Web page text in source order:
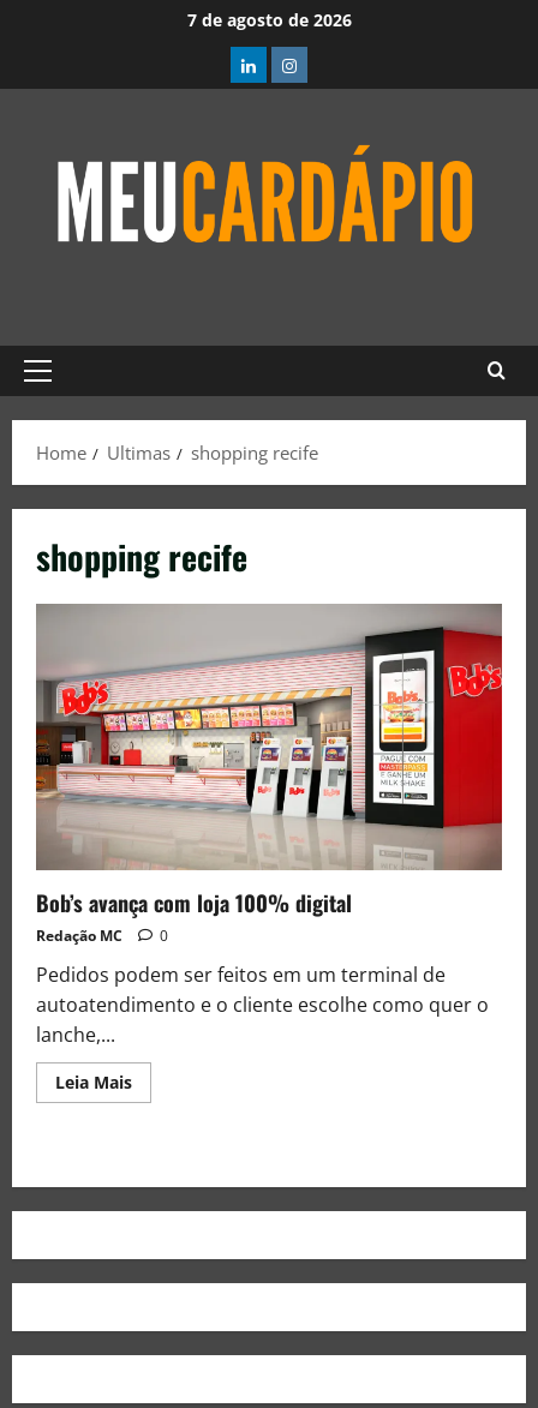
7 de agosto de 2026
Home Ultimas shopping recife
shopping recife
Bob’s avança com loja 100% digital
Redação MC 0
Pedidos podem ser feitos em um terminal de
autoatendimento e o cliente escolhe como quer o
lanche,...
Leia Mais